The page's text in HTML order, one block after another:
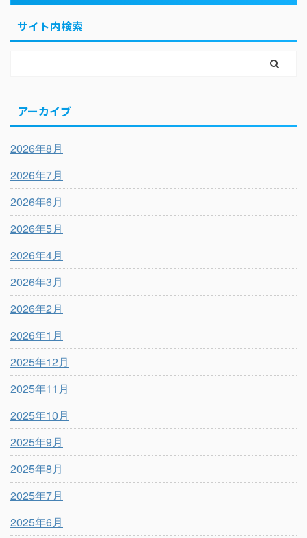
サイト内検索
アーカイブ
2026年8月
2026年7月
2026年6月
2026年5月
2026年4月
2026年3月
2026年2月
2026年1月
2025年12月
2025年11月
2025年10月
2025年9月
2025年8月
2025年7月
2025年6月